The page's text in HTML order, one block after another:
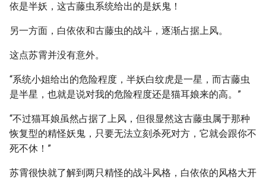
依是半妖，这古藤虫系统给出的是妖鬼！
另一方面，白依依和古藤虫的战斗，逐渐占据上风。
这点苏霄并没有意外。
“系统小姐给出的危险程度，半妖白纹虎是一星，而古藤虫
是半星，也就是说对我的危险程度还是猫耳娘来的高。”
“不过猫耳娘虽然占据了上风，但很显然这古藤虫属于那种
恢复型的精怪妖鬼，只要无法立刻杀死对方，它就会跟你不
死不休！”
苏霄很快就了解到两只精怪的战斗风格，白依依的风格大开